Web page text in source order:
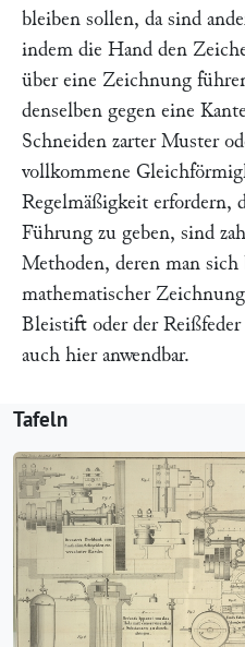
bleiben sollen, da sind
indem die Hand den
über eine Zeichnung
denselben gegen eine
Schneiden zarter Muster
vollkommene
Regelmäßigkeit erfordern,
Führung zu geben, sind
Methoden, deren man
mathematischer
Bleistift oder der
auch hier anwendbar.
Tafeln